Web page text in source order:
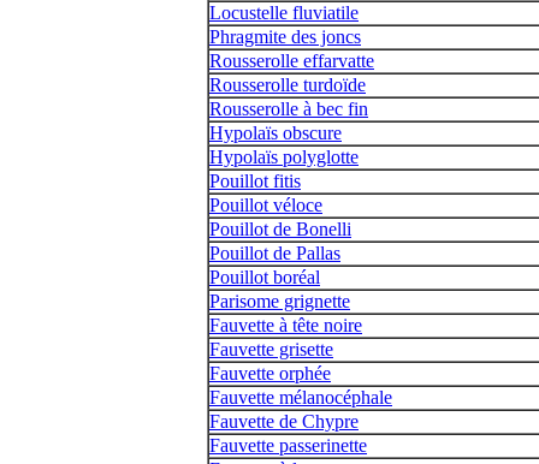
Locustelle fluviatile
Phragmite des joncs
Rousserolle effarvatte
Rousserolle turdoïde
Rousserolle à bec fin
Hypolaïs obscure
Hypolaïs polyglotte
Pouillot fitis
Pouillot véloce
Pouillot de Bonelli
Pouillot de Pallas
Pouillot boréal
Parisome grignette
Fauvette à tête noire
Fauvette grisette
Fauvette orphée
Fauvette mélanocéphale
Fauvette de Chypre
Fauvette passerinette